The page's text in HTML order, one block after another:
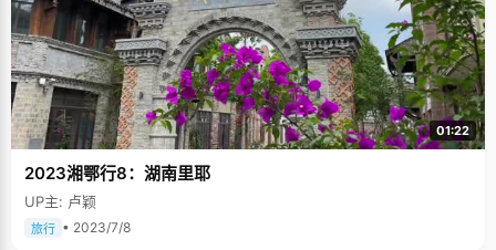
01:22
2023湘鄂行8：湖南里耶
UP主: 卢颖
旅行 • 2023/7/8